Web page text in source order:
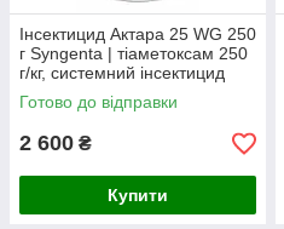
Інсектицид Актара 25 WG 250
г Syngenta | тіаметоксам 250
г/кг, системний інсектицид
широкого спектра дії
(Швейцарія)
Готово до відправки
2 600 ₴
Купити